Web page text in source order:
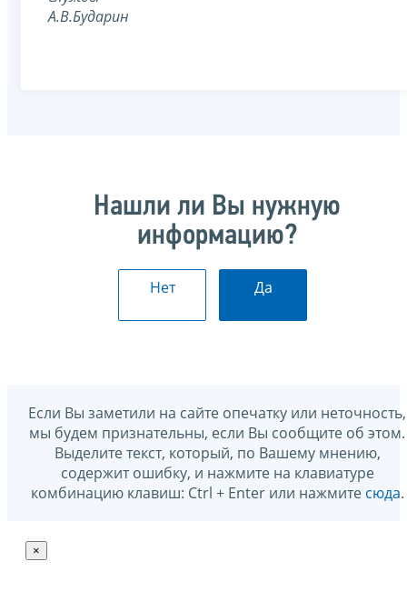
А.В.Бударин
Нашли ли Вы нужную
информацию?
Нет Да
Если Вы заметили на сайте опечатку или неточность,
мы будем признательны, если Вы сообщите об этом.
Выделите текст, который, по Вашему мнению,
содержит ошибку, и нажмите на клавиатуре
комбинацию клавиш: Ctrl + Enter или нажмите сюда.
×